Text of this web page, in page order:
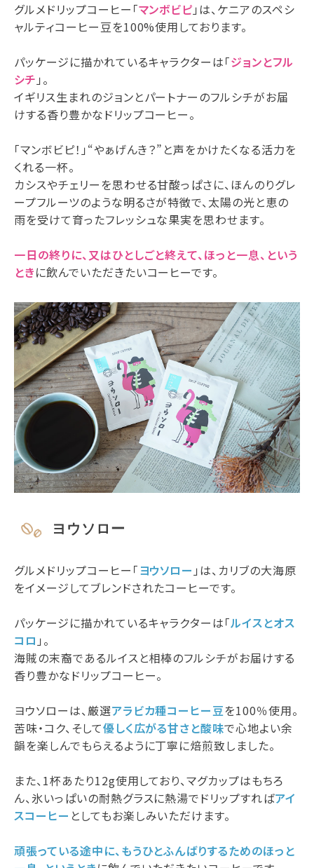
グルメドリップコーヒー「マンボビピ 」は、ケニアのスペシ
ャルティコーヒー豆を100%使用しております。
パッケージに描かれているキャラクターは「ジョンとフル
シチ 」。
イギリス生まれのジョンとパートナーのフルシチがお届
けする香り豊かなドリップコーヒー。
「マンボビピ！」“やぁげんき？”と声をかけたくなる活力を
くれる一杯。
カシスやチェリーを思わせる甘酸っぱさに、ほんのりグレ
ープフルーツのような明るさが特徴で、太陽の光と恵の
雨を受けて育ったフレッシュな果実を思わせます。
一日の終りに、又はひとしごと終えて、ほっと一息、という
ときに飲んでいただきたいコーヒーです。
ヨウソロー
グルメドリップコーヒー「ヨウソロー 」は、カリブの大海原
をイメージしてブレンドされたコーヒーです。
パッケージに描かれているキャラクターは「ルイスとオス
コロ 」。
海賊の末裔であるルイスと相棒のフルシチがお届けする
香り豊かなドリップコーヒー。
ヨウソローは、厳選アラビカ種コーヒー豆を100％使用。
苦味・コク、そして優しく広がる甘さと酸味で心地よい余
韻を楽しんでもらえるように丁寧に焙煎致しました。
また、1杯あたり12g使用しており、マグカップはもちろ
ん、氷いっぱいの耐熱グラスに熱湯でドリップすればアイ
スコーヒー としてもお楽しみいただけます。
頑張っている途中に、もうひとふんばりするためのほっと